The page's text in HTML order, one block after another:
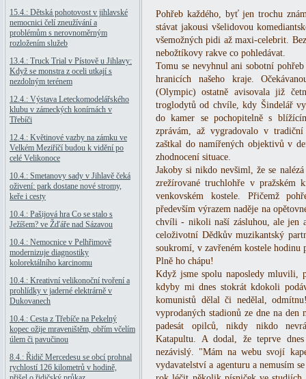
15.4.: Dětská pohotovost v jihlavské
nemocnici čelí zneužívání a
problémům s nerovnoměrným
rozložením služeb
13.4.: Truck Trial v Pístově u Jihlavy:
Když se monstra z oceli utkají s
nezdolným terénem
12.4.: Výstava Leteckomodelářského
klubu v zámeckých konírnách v
Třebíči
12.4.: Květinové vazby na zámku ve
Velkém Meziříčí budou k vidění po
celé Velikonoce
10.4.: Smetanovy sady v Jihlavě čeká
oživení: park dostane nové stromy,
keře i cesty
10.4.: Pašijová hra Co se stalo s
Ježíšem? ve Žďáře nad Sázavou
10.4.: Nemocnice v Pelhřimově
modernizuje diagnostiky
kolorektálního karcinomu
10.4.: Kreativní velikonoční tvoření a
prohlídky v jaderné elektrárně v
Dukovanech
10.4.: Cesta z Třebíče na Pekelný
kopec ožije mraveništěm, obřím včelím
úlem či pavučinou
8.4.: Řidič Mercedesu se obcí prohnal
rychlostí 126 kilometrů v hodině,
Pohřeb každého, byť jen trochu
stávat jakousi všelidovou
všemožných pidi až maxi-celebrit.
nebožtíkovy rakve co pohledávat.
Tomu se nevyhnul ani sobotní
hranicích našeho kraje.
(Olympic) ostatně avisovala již
troglodytů od chvíle, kdy Šindelář
do kamer se pochopitelně s
zprávám, až vygradovalo v
zaštkal do namířených objektivů v
zhodnocení situace.
Jakoby si nikdo nevšiml, že se
zrežírované truchlohře v pražském
venkovském kostele. Přičemž
především výrazem naděje na
chvíli - nikoli naší zásluhou, ale jen
celoživotní Dědkův muzikantský
soukromí, v zavřeném kostele hodinu
Plně ho chápu!
Když jsme spolu naposledy mluvili,
kdyby mi dnes stokrát kdokoli
komunistů dělal či nedělal,
vyprodaných stadionů ze dne na
padesát opilců, nikdy nikdo
Katapultu. A dodal, že teprve
nezávislý. "Mám na webu svojí
vydavatelství a agenturu a nemusím